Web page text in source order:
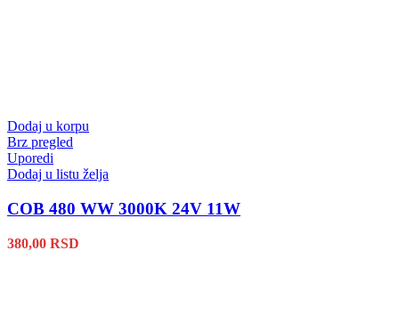
Dodaj u korpu
Brz pregled
Uporedi
Dodaj u listu želja
COB 480 WW 3000K 24V 11W
380,00 RSD